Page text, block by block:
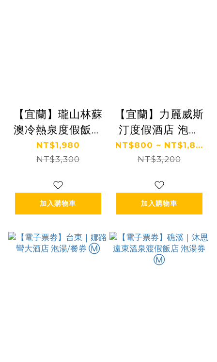
【宜蘭】瓏山林蘇
澳冷熱泉度假飯店
泡湯券 Ⓗ
NT$1,980
NT$3,300
加入購物車
【宜蘭】力麗威斯
汀度假酒店 泡湯
券 Ⓗ
NT$800 ~ NT$1,8...
NT$3,200
加入購物車